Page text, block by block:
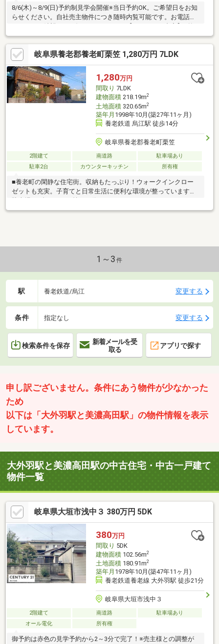
8/6(木)～8/9(日)予約制見学会開催※当日予約OK。ご希望日をお知
らせください。自社売主物件につき随時内覧可能です。お電話か
構工事駐車場拡張、屋根・外壁一部塗装、庭木伐採●内装工事シ
ステムキッチン交換、ユニットバス交換、温水洗浄便座トイレ交
換、洗面化粧台交換、フローリング上張り、クロス張替え、畳表
替え、クッションフロア張替え、シューズボックス交換、インタ
ーホン設置、火災警報器設置、照明LED交換【おすすめポイン
ト】・雨漏り、構造上主要な部分の欠陥や・腐食、給排水管の故
障や漏水についてお引渡しより２年間
岐阜県養老郡養老町栗笠 1,280万円 7LDK
1,280万円
間取り 7LDK
建物面積218.19m2
土地面積320.65m2
築年月 1998年10月(築27年11ヶ月)
養老鉄道 烏江駅 徒歩14分
岐阜県養老郡養老町栗笠
2階建て 南道路
駐車場あり
駐車2台
カウンターキッチン 所有権
■養老町の閑静な住宅街。収納もたっぷり！ウォークインクロー
ゼットも充実。子育てと日常生活に便利な環境が整っています。
1～3 件
駅 養老鉄道/烏江 変更する
条件 指定なし 変更する
検索条件を保存
新着メールを受
取る
アプリで探す
申し訳ございません。条件にあう物件が少なかった
ため
以下は「大外羽駅と美濃高田駅」の物件情報を表示
しています。
大外羽駅と美濃高田駅の中古住宅・中古一戸建て
物件一覧
岐阜県大垣市浅中３ 380万円 5DK
380万円
間取り 5DK
建物面積102.56m2
土地面積180.91m2
築年月 1978年10月(築47年11ヶ月)
養老鉄道養老線 大外羽駅 徒歩21分
岐阜県大垣市浅中３
2階建て 南道路
駐車場あり
オール電化
所有権
御予約は赤色の見学予約から2～3分で完了！※売主様との調整が